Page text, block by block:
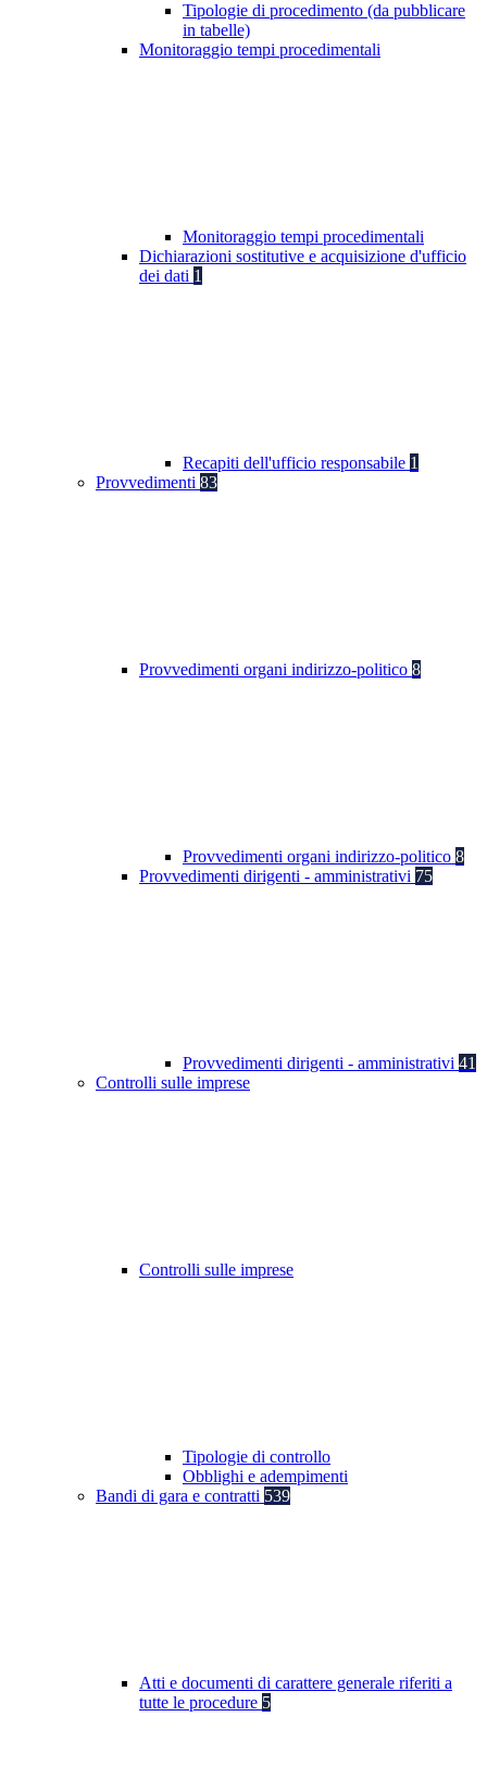
Tipologie di procedimento (da pubblicare
in tabelle)
Monitoraggio tempi procedimentali
Monitoraggio tempi procedimentali
Dichiarazioni sostitutive e acquisizione d'ufficio
dei dati 1
Recapiti dell'ufficio responsabile 1
Provvedimenti 83
Provvedimenti organi indirizzo-politico 8
Provvedimenti organi indirizzo-politico 8
Provvedimenti dirigenti - amministrativi 75
Provvedimenti dirigenti - amministrativi 41
Controlli sulle imprese
Controlli sulle imprese
Tipologie di controllo
Obblighi e adempimenti
Bandi di gara e contratti 539
Atti e documenti di carattere generale riferiti a
tutte le procedure 5